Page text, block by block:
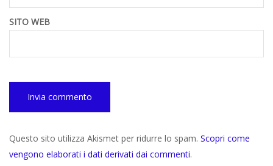
SITO WEB
Questo sito utilizza Akismet per ridurre lo spam. Scopri come
vengono elaborati i dati derivati dai commenti.